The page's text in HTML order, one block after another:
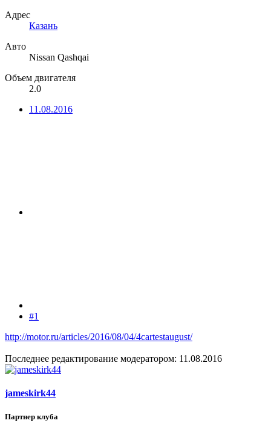
Адрес
Казань
Авто
Nissan Qashqai
Объем двигателя
2.0
11.08.2016
#1
http://motor.ru/articles/2016/08/04/4cartestaugust/
Последнее редактирование модератором: 11.08.2016
jameskirk44
Партнер клуба